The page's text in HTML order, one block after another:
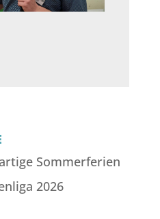
Sommerferien
2026